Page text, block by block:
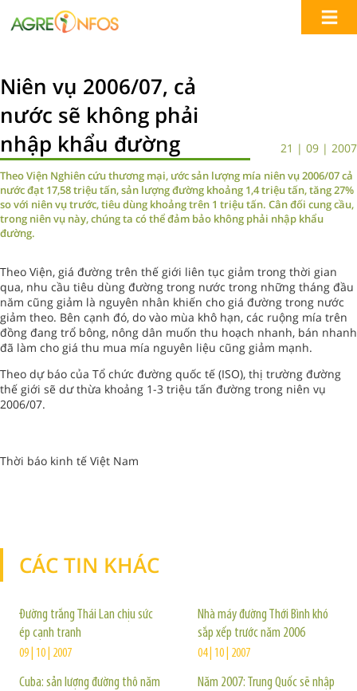
Niên vụ 2006/07, cả
nước sẽ không phải
nhập khẩu đường
21 | 09 | 2007
Theo Viện Nghiên cứu thương mại, ước sản lượng mía niên vụ 2006/07 cả
nước đạt 17,58 triệu tấn, sản lượng đường khoảng 1,4 triệu tấn, tăng 27%
so với niên vụ trước, tiêu dùng khoảng trên 1 triệu tấn. Cân đối cung cầu,
trong niên vụ này, chúng ta có thể đảm bảo không phải nhập khẩu
đường.
Theo Viện, giá đường trên thế giới liên tục giảm trong thời gian
qua, nhu cầu tiêu dùng đường trong nước trong những tháng đầu
năm cũng giảm là nguyên nhân khiến cho giá đường trong nước
giảm theo. Bên cạnh đó, do vào mùa khô hạn, các ruộng mía trên
đồng đang trổ bông, nông dân muốn thu hoạch nhanh, bán nhanh
đã làm cho giá thu mua mía nguyên liệu cũng giảm mạnh.
Theo dự báo của Tổ chức đường quốc tế (ISO), thị trường đường
thế giới sẽ dư thừa khoảng 1-3 triệu tấn đường trong niên vụ
2006/07.
Thời báo kinh tế Việt Nam
CÁC TIN KHÁC
Đường trắng Thái Lan chịu sức
ép cạnh tranh
09 | 10 | 2007
Cuba: sản lượng đường thô năm
Nhà máy đường Thới Bình khó
sắp xếp trước năm 2006
04 | 10 | 2007
Năm 2007: Trung Quốc sẽ nhập